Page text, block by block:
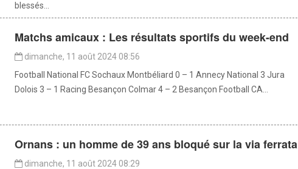
blessés...
Matchs amicaux : Les résultats sportifs du week-end
dimanche, 11 août 2024 08:56
Football National FC Sochaux Montbéliard 0 – 1 Annecy National 3 Jura
Dolois 3 – 1 Racing Besançon Colmar 4 – 2 Besançon Football CA...
Ornans : un homme de 39 ans bloqué sur la via ferrata
dimanche, 11 août 2024 08:29